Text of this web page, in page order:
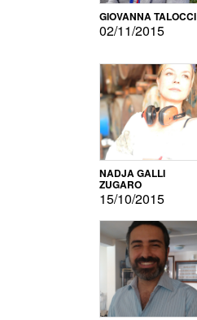
GIOVANNA TALOCCI
02/11/2015
NADJA GALLI
ZUGARO
15/10/2015